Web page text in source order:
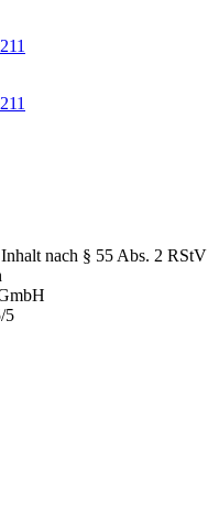
nach § 55 Abs. 2 RStV
5